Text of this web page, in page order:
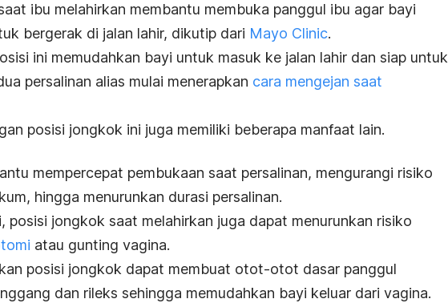
ibu melahirkan membantu membuka panggul ibu agar bayi
bergerak di jalan lahir, dikutip dari Mayo Clinic.
ini memudahkan bayi untuk masuk ke jalan lahir dan siap untuk
persalinan alias mulai menerapkan cara mengejan saat
posisi jongkok ini juga memiliki beberapa manfaat lain.
mempercepat pembukaan saat persalinan, mengurangi risiko
hingga menurunkan durasi persalinan.
posisi jongkok saat melahirkan juga dapat menurunkan risiko
atau gunting vagina.
posisi jongkok dapat membuat otot-otot dasar panggul
dan rileks sehingga memudahkan bayi keluar dari vagina.